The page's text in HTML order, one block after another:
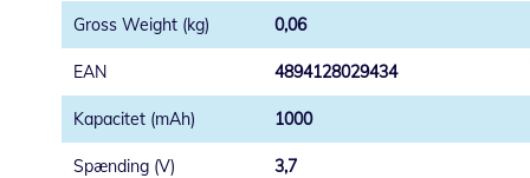
0,06
4894128029434
1000
3,7